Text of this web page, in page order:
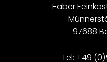
Faber
97688
Tel: +49